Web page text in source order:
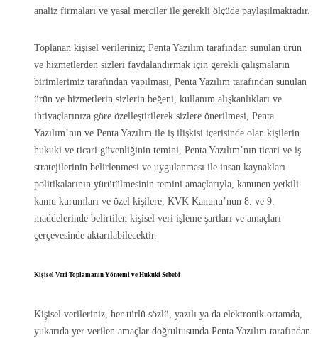
analiz firmaları ve yasal merciler ile gerekli ölçüde paylaşılmaktadır.
Toplanan kişisel verileriniz; Penta Yazılım tarafından sunulan ürün
ve hizmetlerden sizleri faydalandırmak için gerekli çalışmaların
birimlerimiz tarafından yapılması, Penta Yazılım tarafından sunulan
ürün ve hizmetlerin sizlerin beğeni, kullanım alışkanlıkları ve
ihtiyaçlarınıza göre özelleştirilerek sizlere önerilmesi, Penta
Yazılım’nın ve Penta Yazılım ile iş ilişkisi içerisinde olan kişilerin
hukuki ve ticari güvenliğinin temini, Penta Yazılım’nın ticari ve iş
stratejilerinin belirlenmesi ve uygulanması ile insan kaynakları
politikalarının yürütülmesinin temini amaçlarıyla, kanunen yetkili
kamu kurumları ve özel kişilere, KVK Kanunu’nun 8. ve 9.
maddelerinde belirtilen kişisel veri işleme şartları ve amaçları
çerçevesinde aktarılabilecektir.
Kişisel Veri Toplamanın Yöntemi ve Hukuki Sebebi
Kişisel verileriniz, her türlü sözlü, yazılı ya da elektronik ortamda,
yukarıda yer verilen amaçlar doğrultusunda Penta Yazılım tarafından